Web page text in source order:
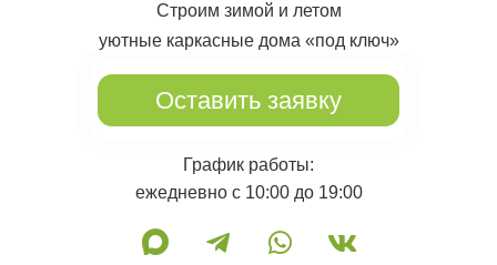
Строим зимой и летом
уютные каркасные дома «под ключ»
Оставить заявку
График работы:
ежедневно с 10:00 до 19:00